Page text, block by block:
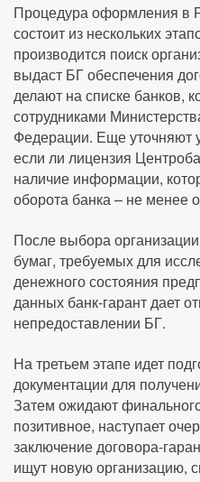
Процедура оформления в
состоит из нескольких
производится поиск
выдаст БГ обеспечения
делают на списке банков,
сотрудниками
Федерации. Еще уточняют
если ли лицензия
наличие информации,
оборота банка – не менее
После выбора
бумаг, требуемых для
денежного состояния
данных банк-гарант дает
непредоставлении БГ.
На третьем этапе идет
документации для
Затем ожидают
позитивное, наступает
заключение договора-
ищут новую организацию,